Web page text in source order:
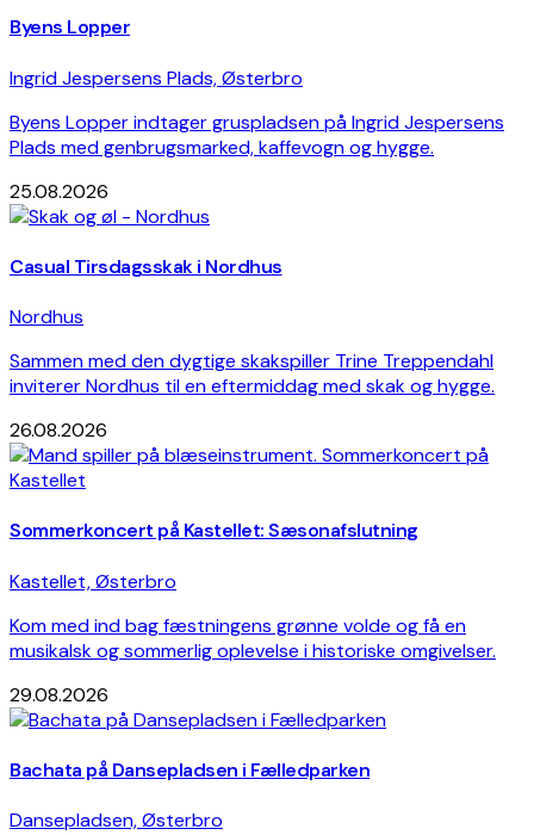
Byens Lopper
Ingrid Jespersens Plads, Østerbro
Byens Lopper indtager gruspladsen på Ingrid Jespersens
Plads med genbrugsmarked, kaffevogn og hygge.
25.08.2026
Casual Tirsdagsskak i Nordhus
Nordhus
Sammen med den dygtige skakspiller Trine Treppendahl
inviterer Nordhus til en eftermiddag med skak og hygge.
26.08.2026
Sommerkoncert på Kastellet: Sæsonafslutning
Kastellet, Østerbro
Kom med ind bag fæstningens grønne volde og få en
musikalsk og sommerlig oplevelse i historiske omgivelser.
29.08.2026
Bachata på Dansepladsen i Fælledparken
Dansepladsen, Østerbro